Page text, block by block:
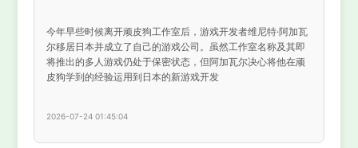
今年早些时候离开顽皮狗工作室后，游戏开发者维尼特·阿加瓦
尔移居日本并成立了自己的游戏公司。虽然工作室名称及其即
将推出的多人游戏仍处于保密状态，但阿加瓦尔决心将他在顽
皮狗学到的经验运用到日本的新游戏开发
2026-07-24 01:45:04